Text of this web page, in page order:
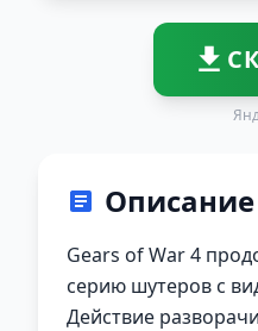
Описание
Gears of War 4
серию шутеров с
Действие